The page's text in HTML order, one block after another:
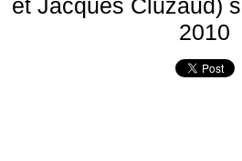
et Jacques Cluzaud)
2010